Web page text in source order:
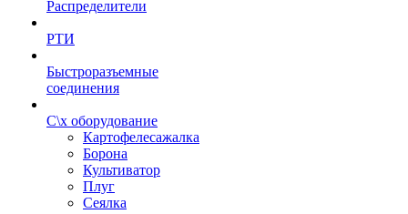
Распределители
РТИ
Быстроразъемные
соединения
С\х оборудование
Картофелесажалка
Борона
Культиватор
Плуг
Сеялка